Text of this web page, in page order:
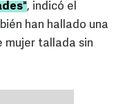
", indicó el
han hallado una
mujer tallada sin